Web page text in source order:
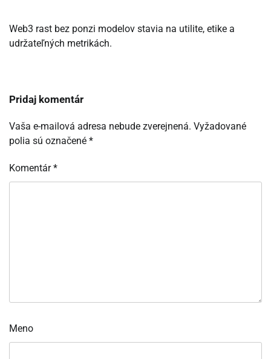
Web3 rast bez ponzi modelov stavia na utilite, etike a
udržateľných metrikách.
Pridaj komentár
Vaša e-mailová adresa nebude zverejnená. Vyžadované
polia sú označené *
Komentár*
Meno